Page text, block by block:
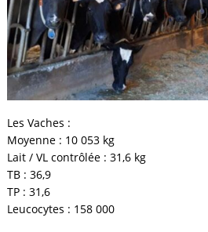
Les Vaches :
Moyenne : 10 053 kg
Lait / VL contrôlée : 31,6 kg
TB : 36,9
TP : 31,6
Leucocytes : 158 000